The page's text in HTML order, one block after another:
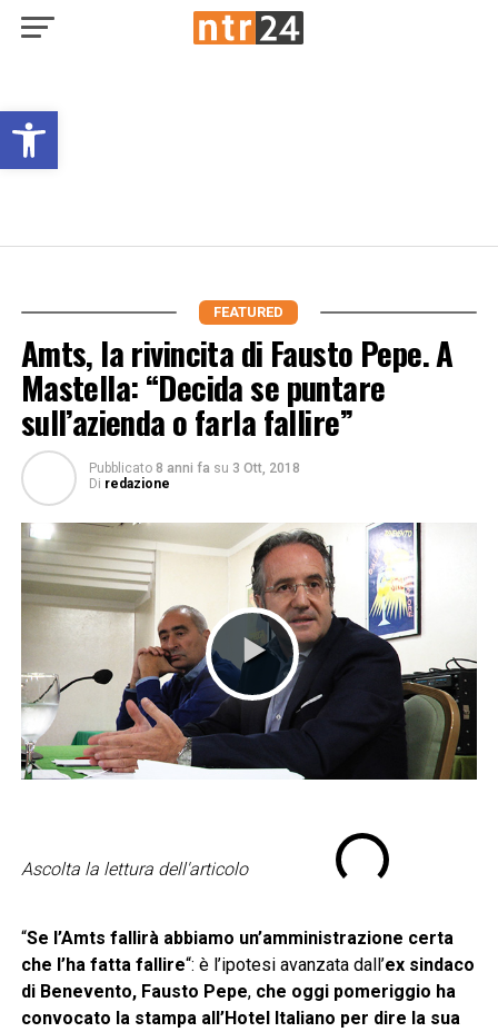
Open toolbar
FEATURED
Amts, la rivincita di Fausto Pepe. A
Mastella: “Decida se puntare
sull’azienda o farla fallire”
Pubblicato 8 anni fa su 3 Ott, 2018
Di redazione
Ascolta la lettura dell'articolo
“Se l’Amts fallirà abbiamo un’amministrazione certa
che l’ha fatta fallire“: è l’ipotesi avanzata dall’ex sindaco
di Benevento, Fausto Pepe,che oggi pomeriggio ha
convocato la stampa all’Hotel Italiano per dire la sua